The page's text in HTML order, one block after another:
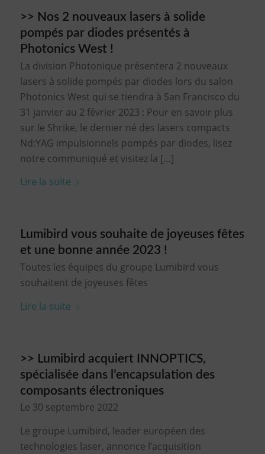
>> Nos 2 nouveaux lasers à solide
pompés par diodes présentés à
Photonics West !
La division Photonique présentera 2 nouveaux
lasers à solide pompés par diodes lors du salon
Photonics West qui se tiendra à San Francisco du
31 janvier au 2 février 2023 : Pour en savoir plus
sur le Shrike, le dernier né des lasers compacts
Nd:YAG impulsionnels pompés par diodes, lisez
notre communiqué et visitez la […]
Lire la suite
Lumibird vous souhaite de joyeuses fêtes
et une bonne année 2023 !
Toutes les équipes du groupe Lumibird vous
souhaitent de joyeuses fêtes
Lire la suite
>> Lumibird acquiert INNOPTICS,
spécialisée dans l’encapsulation des
composants électroniques
Le 30 septembre 2022
Le groupe Lumibird, leader européen des
technologies laser, annonce l’acquisition